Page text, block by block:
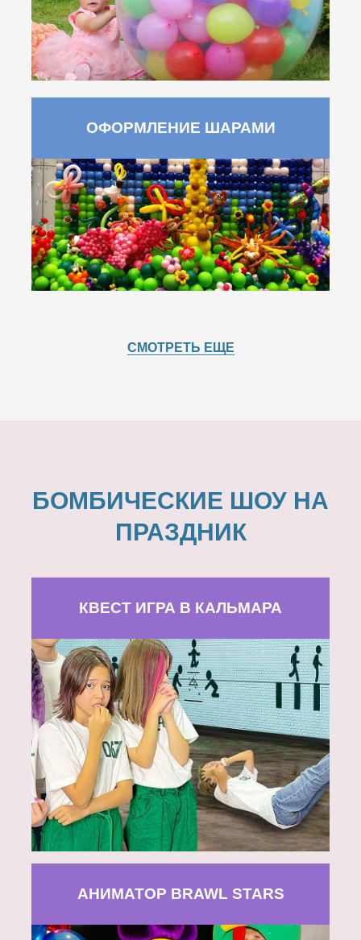
ОФОРМЛЕНИЕ ШАРАМИ
СМОТРЕТЬ ЕЩЕ
БОМБИЧЕСКИЕ ШОУ НА
ПРАЗДНИК
КВЕСТ ИГРА В КАЛЬМАРА
АНИМАТОР BRAWL STARS